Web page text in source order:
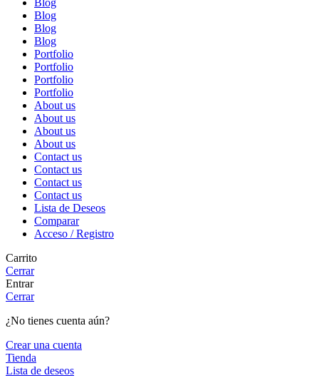
Blog
Blog
Blog
Blog
Portfolio
Portfolio
Portfolio
Portfolio
About us
About us
About us
About us
Contact us
Contact us
Contact us
Contact us
Lista de Deseos
Comparar
Acceso / Registro
Carrito
Cerrar
Entrar
Cerrar
¿No tienes cuenta aún?
Crear una cuenta
Tienda
Lista de deseos